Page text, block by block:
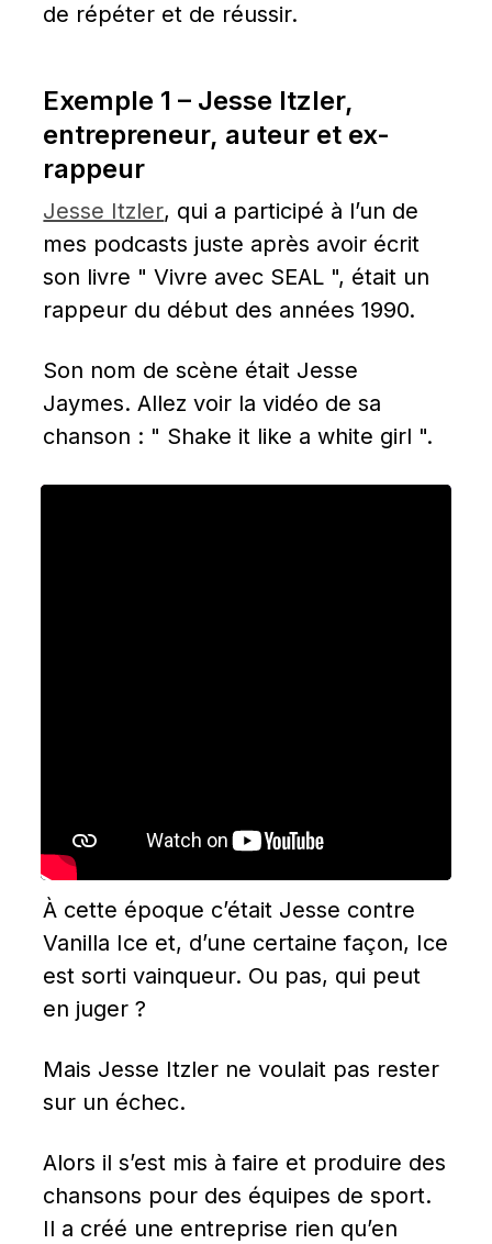
de répéter et de réussir.
Exemple 1 – Jesse Itzler,
entrepreneur, auteur et ex-
rappeur
Jesse Itzler, qui a participé à l’un de
mes podcasts juste après avoir écrit
son livre " Vivre avec SEAL ", était un
rappeur du début des années 1990.
Son nom de scène était Jesse
Jaymes. Allez voir la vidéo de sa
chanson : " Shake it like a white girl ".
À cette époque c’était Jesse contre
Vanilla Ice et, d’une certaine façon, Ice
est sorti vainqueur. Ou pas, qui peut
en juger ?
Mais Jesse Itzler ne voulait pas rester
sur un échec.
Alors il s’est mis à faire et produire des
chansons pour des équipes de sport.
Il a créé une entreprise rien qu’en